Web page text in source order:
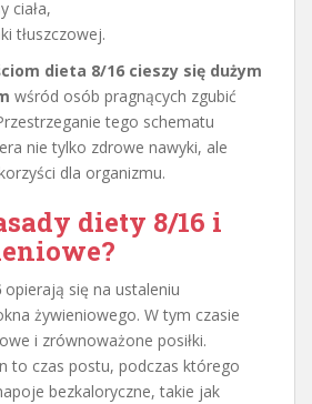
ciała,
tłuszczowej.
dieta 8/16 cieszy się dużym
wśród osób pragnących zgubić
tego schematu
nie tylko zdrowe nawyki, ale
dla organizmu.
diety 8/16 i
opierają się na ustaleniu
żywieniowego. W tym czasie
i zrównoważone posiłki.
to czas postu, podczas którego
bezkaloryczne, takie jak